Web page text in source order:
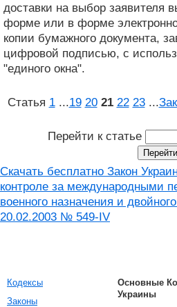
доставки на выбор заявителя
форме или в форме
копии бумажного документа,
цифровой подписью, с
"единого окна".
Статья 1 ...19 20 21 22 23 ...
Перейти к статье
Скачать бесплатно Закон
контроле за международными
военного назначения и
20.02.2003 № 549-IV
Кодексы
Законы
Основные
Украины